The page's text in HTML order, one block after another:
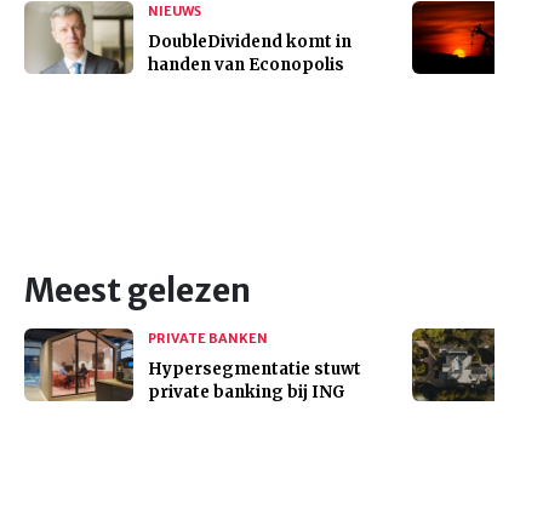
NIEUWS
DoubleDividend komt in
handen van Econopolis
Meest gelezen
PRIVATE BANKEN
Hypersegmentatie stuwt
private banking bij ING